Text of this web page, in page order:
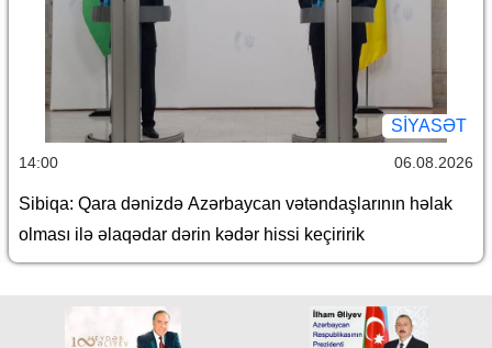
SİYASƏT
14:00 06.08.2026
Sibiqa: Qara dənizdə Azərbaycan vətəndaşlarının həlak
olması ilə əlaqədar dərin kədər hissi keçiririk